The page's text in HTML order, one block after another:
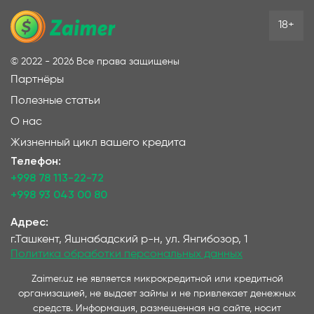
© 2022 - 2026 Все права защищены
Партнёры
Полезные статьи
О нас
Жизненный цикл вашего кредита
Телефон:
+998 78 113-22-72
+998 93 043 00 80
Адрес:
г.Ташкент, Яшнабадский р-н, ул. Янгибозор, 1
Политика обработки персональных данных
18+
Zaimer.uz не является микрокредитной или кредитной
организацией, не выдает займы и не привлекает денежных
средств. Информация, размещенная на сайте, носит